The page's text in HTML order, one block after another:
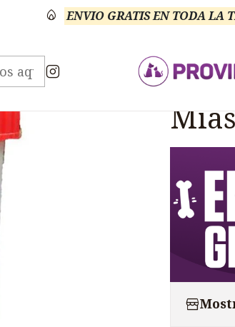
ENVIO GRATIS EN TODA LA
Gusantrol Nf Ungüento